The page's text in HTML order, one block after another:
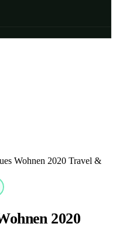
Wohnen 2020 Travel &
2020